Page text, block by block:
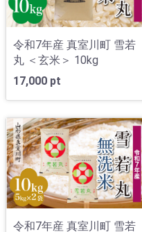
令和7年産 真室川町 雪若
丸 ＜玄米＞ 10kg
17,000 pt
令和7年産 真室川町 雪若